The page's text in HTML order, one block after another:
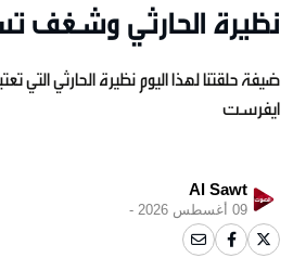
نظيرة الحارثي وشغف
ضيفة حلقتنا لهذا اليوم نظيرة الحارثي التي
ايفرست
Al Sawt
09 أغسطس 2026 -